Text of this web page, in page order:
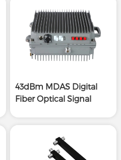
43dBm MDAS Digital
Fiber Optical Signal